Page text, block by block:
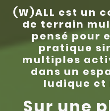
(W)ALL est un
de terrain
pensé pour
pratique
multiples
dans un
ludique et
Sur une